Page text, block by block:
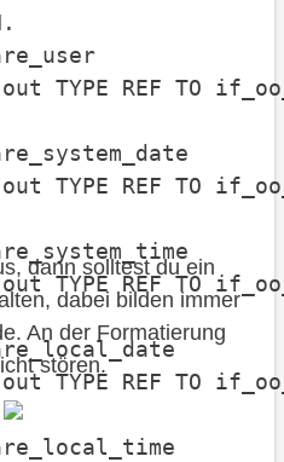
TYPE REF TO
TYPE REF TO
TYPE REF TO
TYPE REF TO
dann solltest du ein
dabei bilden immer
An der Formatierung
stören.